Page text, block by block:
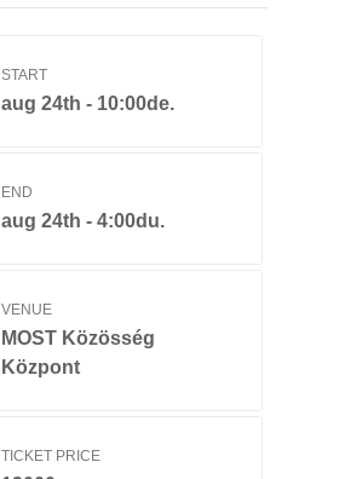
START
aug 24th - 10:00de.
END
aug 24th - 4:00du.
VENUE
MOST Közösség
Központ
TICKET PRICE